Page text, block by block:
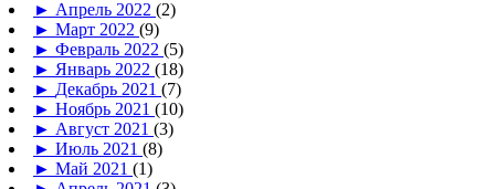
► Апрель 2022 (2)
► Март 2022 (9)
► Февраль 2022 (5)
► Январь 2022 (18)
► Декабрь 2021 (7)
► Ноябрь 2021 (10)
► Август 2021 (3)
► Июль 2021 (8)
► Май 2021 (1)